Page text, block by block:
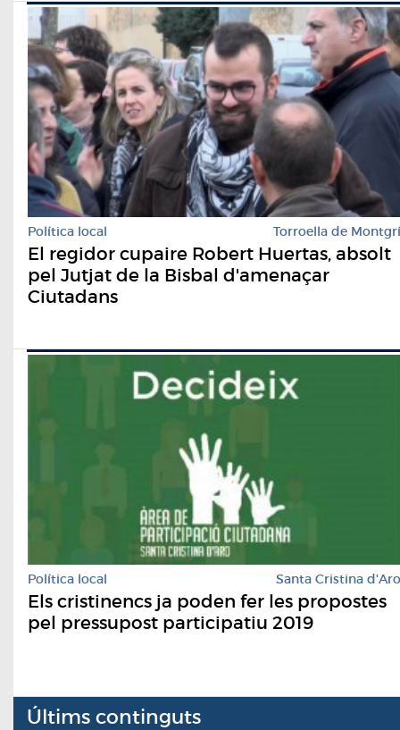
Política local Torroella de Montgrí
El regidor cupaire Robert Huertas, absolt
pel Jutjat de la Bisbal d'amenaçar
Ciutadans
Política local Santa Cristina d'Aro
Els cristinencs ja poden fer les propostes
pel pressupost participatiu 2019
Últims continguts